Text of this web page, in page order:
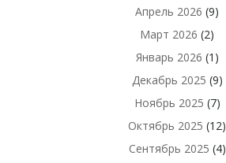
Апрель 2026 (9)
Март 2026 (2)
Январь 2026 (1)
Декабрь 2025 (9)
Ноябрь 2025 (7)
Октябрь 2025 (12)
Сентябрь 2025 (4)